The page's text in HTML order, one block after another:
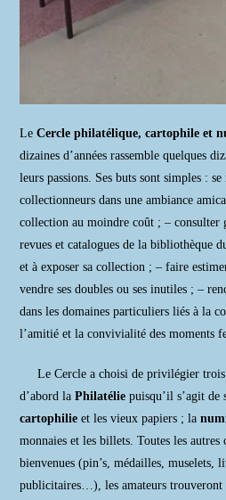
LeCercle philatélique, cartophile et
dizaines d’années rassemble quelques
leurs passions. Ses buts sont simples :
collectionneurs dans une ambiance
collection au moindre coût ; – consulter
revues et catalogues de la bibliothèque
et à exposer sa collection ; – faire
vendre ses doubles ou ses inutiles ; –
dans les domaines particuliers liés à la
l’amitié et la convivialité des moments
Le Cercle a choisi de privilégier trois
d’abord laPhilatélie puisqu’il s’agit
cartophilie et les vieux papiers ; la
monnaies et les billets. Toutes les
bienvenues (pin’s, médailles, muselets,
publicitaires…), les amateurs trouveront